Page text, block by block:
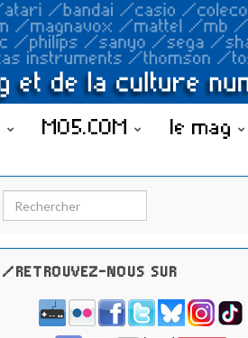
MO5.COM le mag
Search for:
/RETROUVEZ-NOUS SUR